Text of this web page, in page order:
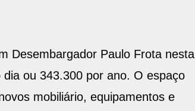
Desembargador Paulo Frota nesta
ou 343.300 por ano. O espaço
mobiliário, equipamentos e